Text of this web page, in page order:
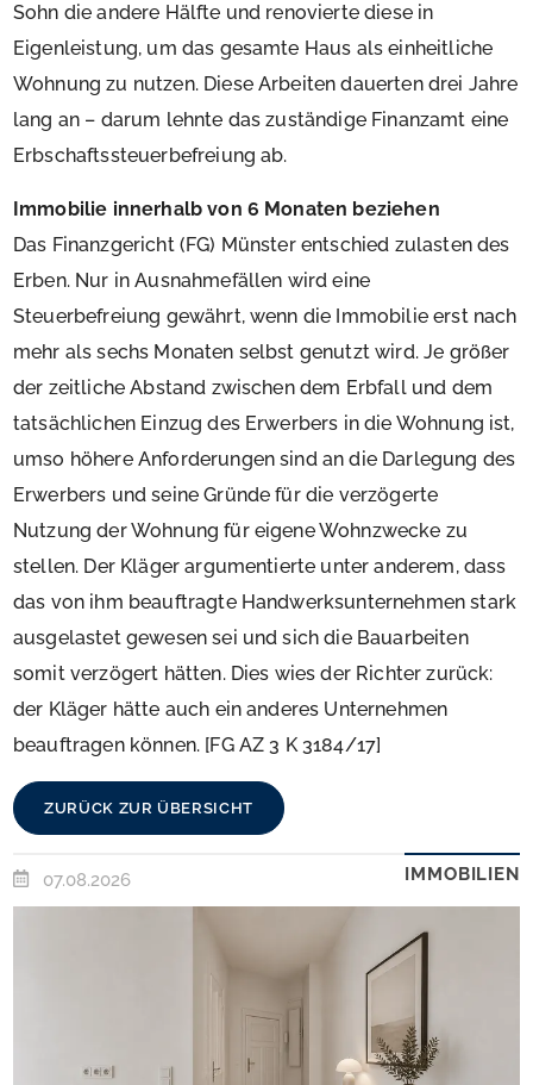
Sohn die andere Hälfte und renovierte diese in
Eigenleistung, um das gesamte Haus als einheitliche
Wohnung zu nutzen. Diese Arbeiten dauerten drei Jahre
lang an – darum lehnte das zuständige Finanzamt eine
Erbschaftssteuerbefreiung ab.
Immobilie innerhalb von 6 Monaten beziehen
Das Finanzgericht (FG) Münster entschied zulasten des
Erben. Nur in Ausnahmefällen wird eine
Steuerbefreiung gewährt, wenn die Immobilie erst nach
mehr als sechs Monaten selbst genutzt wird. Je größer
der zeitliche Abstand zwischen dem Erbfall und dem
tatsächlichen Einzug des Erwerbers in die Wohnung ist,
umso höhere Anforderungen sind an die Darlegung des
Erwerbers und seine Gründe für die verzögerte
Nutzung der Wohnung für eigene Wohnzwecke zu
stellen. Der Kläger argumentierte unter anderem, dass
das von ihm beauftragte Handwerksunternehmen stark
ausgelastet gewesen sei und sich die Bauarbeiten
somit verzögert hätten. Dies wies der Richter zurück:
der Kläger hätte auch ein anderes Unternehmen
beauftragen können. [FG AZ 3 K 3184/17]
ZURÜCK ZUR ÜBERSICHT
07.08.2026 IMMOBILIEN